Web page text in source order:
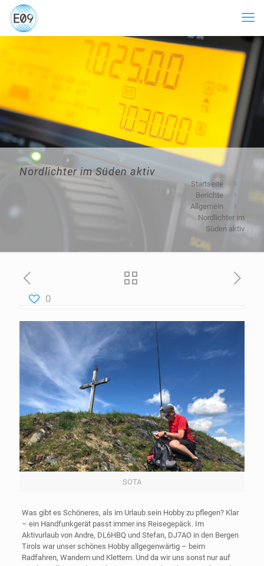
Nordlichter im Süden aktiv
Startseite
Berichte
Allgemein
Nordlichter im
Süden aktiv
0
SOTA
Was gibt es Schöneres, als im Urlaub sein Hobby zu pflegen? Klar
– ein Handfunkgerät passt immer ins Reisegepäck. Im
Aktivurlaub von Andre, DL6HBQ und Stefan, DJ7AO in den Bergen
Tirols war unser schönes Hobby allgegenwärtig – beim
Radfahren, Wandern und Klettern. Und da wir uns sonst nur auf